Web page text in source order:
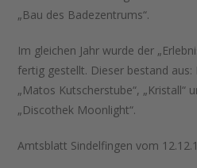
„Bau des Badezentrums“.
Im gleichen Jahr wurde der
fertig gestellt. Dieser bestand
„Matos Kutscherstube“, „Kristall“
„Discothek Moonlight“.
Amtsblatt Sindelfingen vom